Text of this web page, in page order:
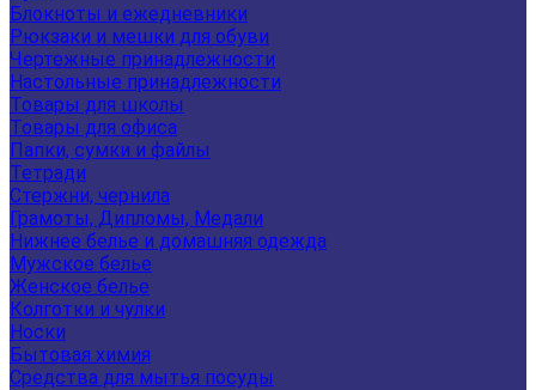
Блокноты и ежедневники
Рюкзаки и мешки для обуви
Чертежные принадлежности
Настольные принадлежности
Товары для школы
Товары для офиса
Папки, сумки и файлы
Тетради
Стержни, чернила
Грамоты, Дипломы, Медали
Нижнее белье и домашняя одежда
Мужское белье
Женское белье
Колготки и чулки
Носки
Бытовая химия
Средства для мытья посуды